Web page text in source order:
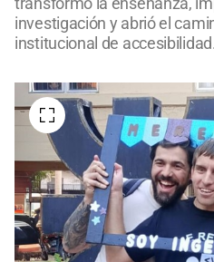
investigación y abrió el
institucional de accesibilidad.